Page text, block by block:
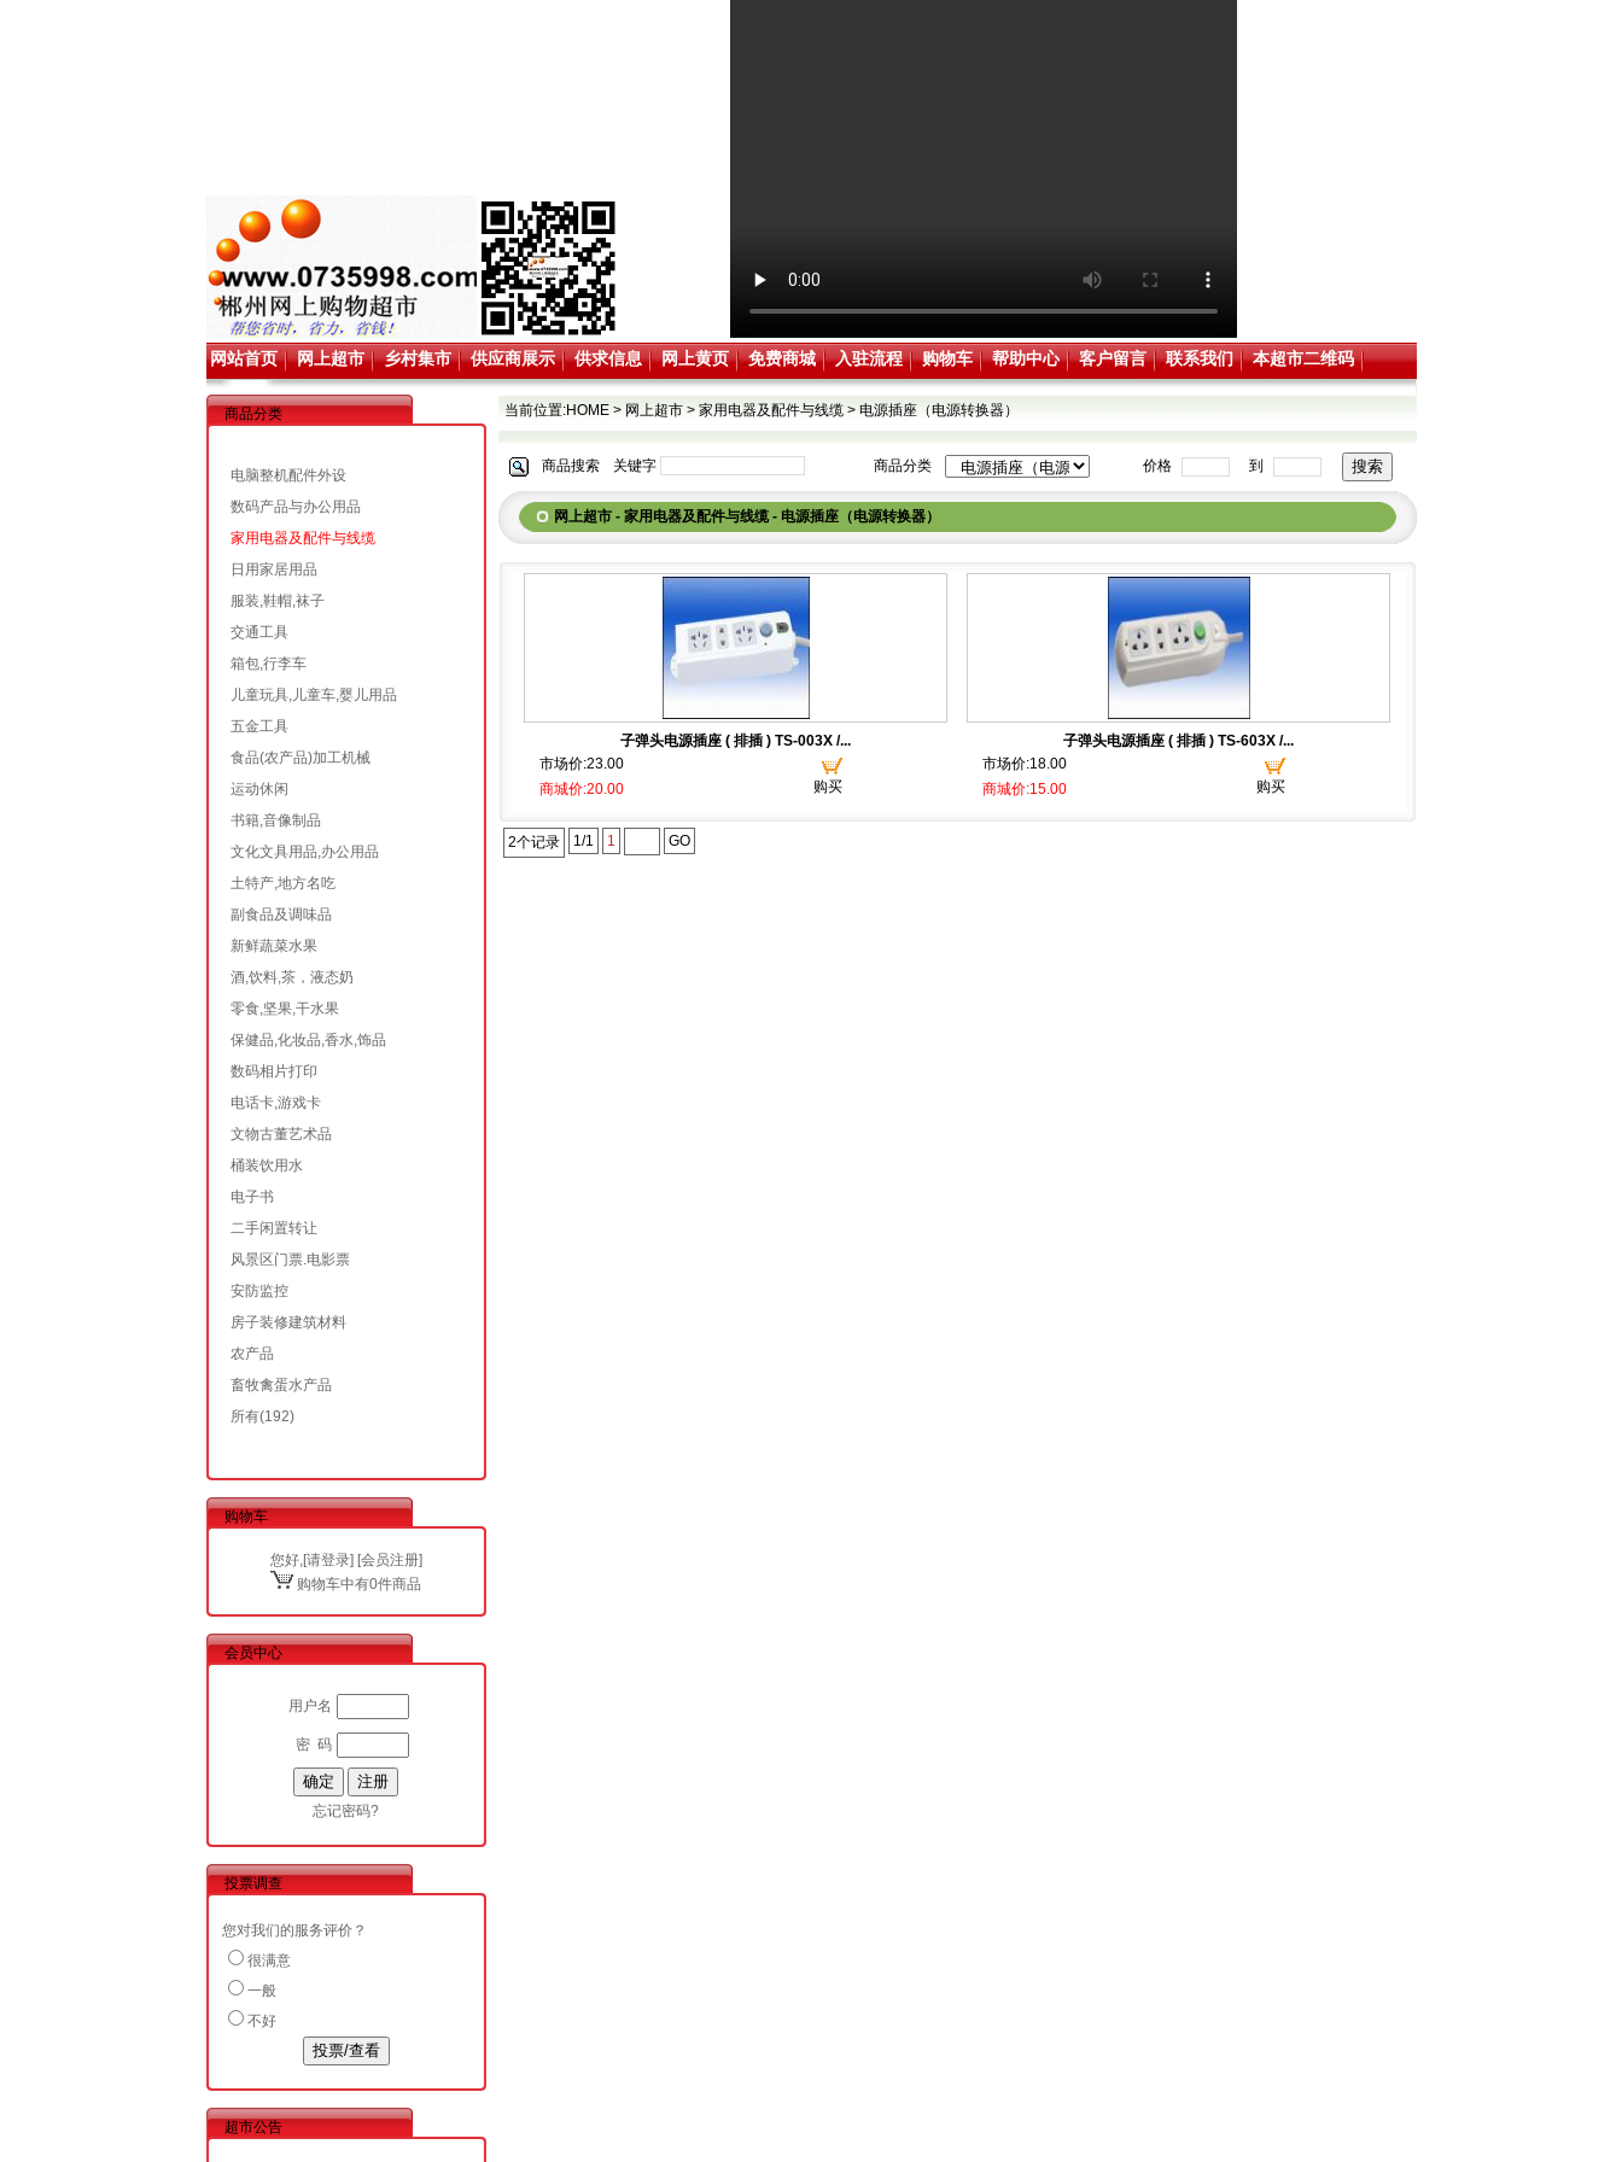
网站首页 网上超市 乡村集市 供应商展示 供求信息 网上黄页 免费商城 入驻流程 购物车 帮助中心 客户留言 联系我们 本超市二维码
商品分类
电脑整机配件外设
数码产品与办公用品
家用电器及配件与线缆
日用家居用品
服装,鞋帽,袜子
交通工具
箱包,行李车
儿童玩具,儿童车,婴儿用品
五金工具
食品(农产品)加工机械
运动休闲
书籍,音像制品
文化文具用品,办公用品
土特产,地方名吃
副食品及调味品
新鲜蔬菜水果
酒,饮料,茶，液态奶
零食,坚果,干水果
保健品,化妆品,香水,饰品
数码相片打印
电话卡,游戏卡
文物古董艺术品
桶装饮用水
电子书
二手闲置转让
风景区门票.电影票
安防监控
房子装修建筑材料
农产品
畜牧禽蛋水产品
所有(192)
购物车
您好,[请登录] [会员注册]
购物车中有0件商品
会员中心
用户名
密 码
忘记密码?
投票调查
您对我们的服务评价？
很满意
一般
不好
超市公告
当前位置:HOME> 网上超市> 家用电器及配件与线缆> 电源插座（电源转换器）
商品搜索 关键字 商品分类 价格 到
网上超市 - 家用电器及配件与线缆 - 电源插座（电源转换器）
子弹头电源插座 ( 排插 ) TS-003X /...
市场价:23.00
购买
商城价:20.00
子弹头电源插座 ( 排插 ) TS-603X /...
市场价:18.00
购买
商城价:15.00
2个记录 1/1 1 GO